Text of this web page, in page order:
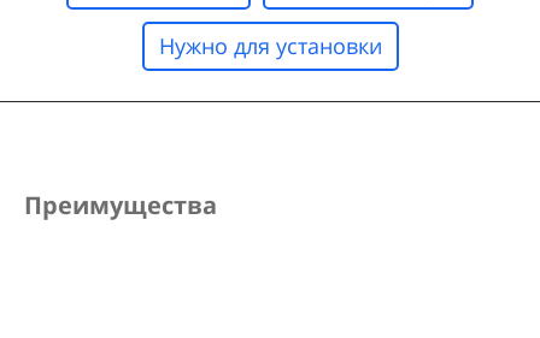
Нужно для установки
Преимущества